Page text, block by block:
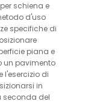
schiena e
d'uso
specifiche di
piana e
un pavimento
l'esercizio di
in
seconda del